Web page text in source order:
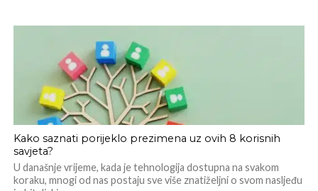
Kako saznati porijeklo prezimena uz ovih 8 korisnih
savjeta?
U današnje vrijeme, kada je tehnologija dostupna na svakom
koraku, mnogi od nas postaju sve više znatiželjni o svom nasljeđu